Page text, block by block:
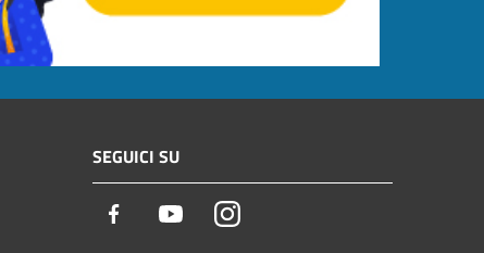
SEGUICI SU
Facebook YoutubeInstagram